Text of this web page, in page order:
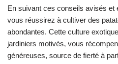
En suivant ces conseils avisés et
vous réussirez à cultiver des
abondantes. Cette culture
jardiniers motivés, vous
généreuses, source de fierté à